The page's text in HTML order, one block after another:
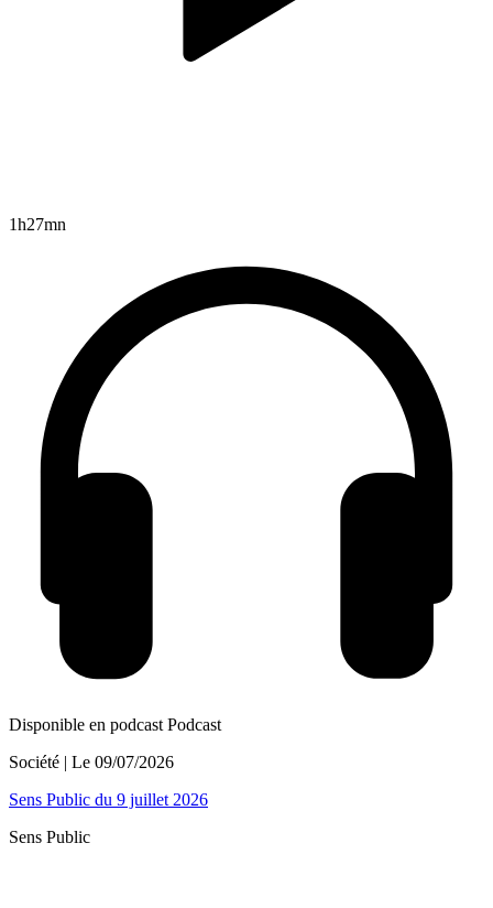
1h27mn
Disponible en podcast Podcast
Société | Le 09/07/2026
Sens Public du 9 juillet 2026
Sens Public